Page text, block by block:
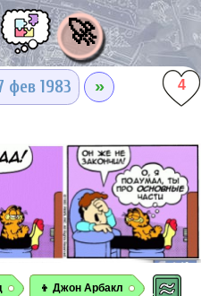
🚀
фев 1983 » 4
👦 Джон Арбакл